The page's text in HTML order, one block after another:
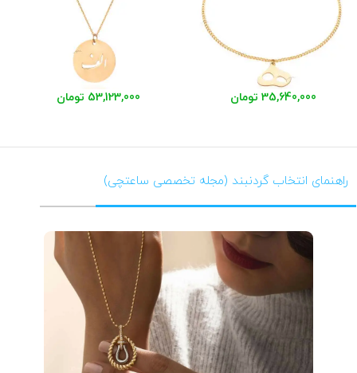
35,640,000 تومان 53,123,000 تومان
راهنمای انتخاب گردنبند (مجله تخصصی ساعتچی)